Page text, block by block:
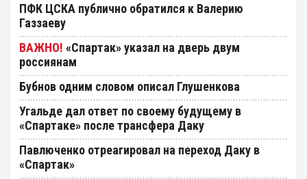
ПФК ЦСКА публично обратился к Валерию
Газзаеву
«Спартак» указал на дверь двум
россиянам
Бубнов одним словом описал Глушенкова
Угальде дал ответ по своему будущему в
«Спартаке» после трансфера Даку
Павлюченко отреагировал на переход Даку в
«Спартак»